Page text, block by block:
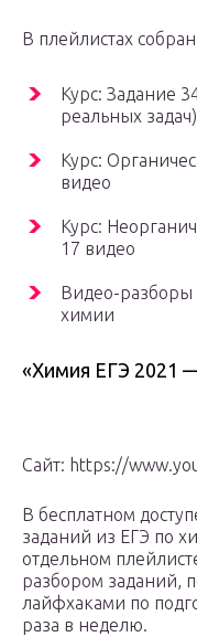
В плейлистах
Курс: Задание
реальных
Курс:
видео
Курс:
17 видео
Видео-разборы
химии
«Химия ЕГЭ
Сайт: https://
В бесплатном
заданий из ЕГЭ по
отдельном
разбором
лайфхаками по
раза в неделю.